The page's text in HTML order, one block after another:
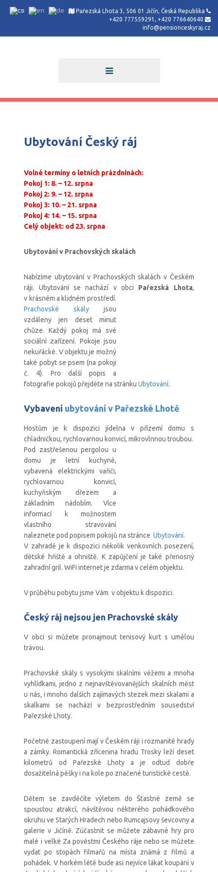
Pařezská Lhota 3, 506 01 Jičín, Česká Republika
+420 777559291, +420 776640640
info@pensionceskyraj.cz
Ubytování Český ráj
Volné termíny o letních prázdninách:
Pokoj 1: 8. – 12. srpna
Pokoj 2: 9. – 12. srpna
Pokoj 3: 10. – 21. srpna
Pokoj 4: 14. – 15. srpna
Celý objekt: od 23. srpna
Ubytování v Prachovských skalách
Nabízíme ubytování v Prachovských skalách v Českém
ráji. Ubytování se nachází v obci Pařezská Lhota,
v krásném a klidném prostředí.
Prachovské skály jsou
vzdáleny jen deset minut
chůze. Každý pokoj má své
sociální zařízení. Pokoje jsou
nekuřácké. V objektu je možný
také pobyt se psem (na pokoji
č. 4). Pro další popis a
fotografie pokojů přejděte na stránkuUbytování.
Vybavení ubytování v Pařezské Lhotě
Hostům je k dispozici jídelna v přízemí domu s
chladničkou, rychlovarnou konvicí,mikrovlnnou troubou.
Pod zastřešenou pergolou u
domu je letní kuchyně,
vybavená elektrickými vařiči,
rychlovarnou konvicí,
kuchyňským dřezem a
základním nádobím. Více
informací k možnostem
vlastního stravování
naleznete pod popisem pokojů na stránceUbytování.
V zahradě je k dispozici několik venkovních posezení,
dětské hřiště a ohniště. K zapůjčení je také přenosný
zahradní gril. WiFi internet je zdarma v celém objektu.
V průběhu pobytu jsme Vám v objektu k dispozici.
Český ráj nejsou jen Prachovské skály
V obci si můžete pronajmout tenisový kurt s umělou
trávou.
Prachovské skály s vysokými skalními věžemi a mnoha
vyhlídkami, jedno z nejnavštěvovanějších skalních měst
u nás, i mnoho dalších zajímavých stezek mezi skalami a
skalkami se nachází v bezprostředním sousedství
Pařezské Lhoty.
Početné zastoupení mají v Českém ráji i rozmanité hrady
a zámky. Romantická zřícenina hradu Trosky leží deset
kilometrů od Pařezské Lhoty a je odtud dobře
dosažitelná pěšky i na kole po značené turistické cestě.
Dětem se zavděčíte výletem do Šťastné země se
spoustou atrakcí, návštěvou některého pohádkového
okruhu ve Starých Hradech nebo Rumcajsovy ševcovny a
galerie v Jičíně. Zúčastnit se můžete zábavné hry pro
malé i velké Za pověstmi Českého ráje nebo se můžete
vydat po stopách filmařů na místa známá z filmů a
pohádek. V horkém létě bude asi nejvíce lákat koupání v